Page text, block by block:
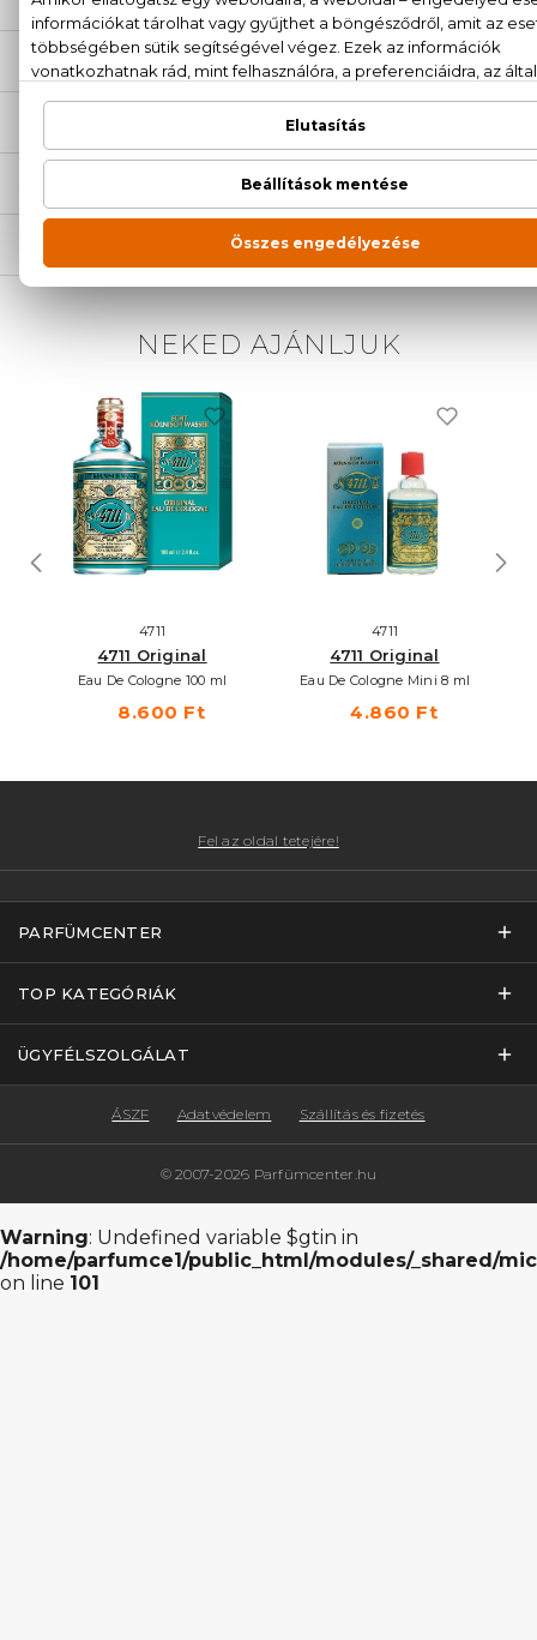
NEKED AJÁNLJUK
4711
4711 Original
Eau De Cologne 100 ml
8.600 Ft
4711
4711 Original
Eau De Cologne Mini 8 ml
4.860 Ft
Fel az oldal tetejére!
PARFÜMCENTER
TOP KATEGÓRIÁK
ÜGYFÉLSZOLGÁLAT
© 2007-2026 Parfümcenter.hu
ÁSZF Adatvédelem Szállítás és fizetés
Warning: Undefined variable $gtin in
/home/parfumce1/public_html/modules/_shared/
on line 101